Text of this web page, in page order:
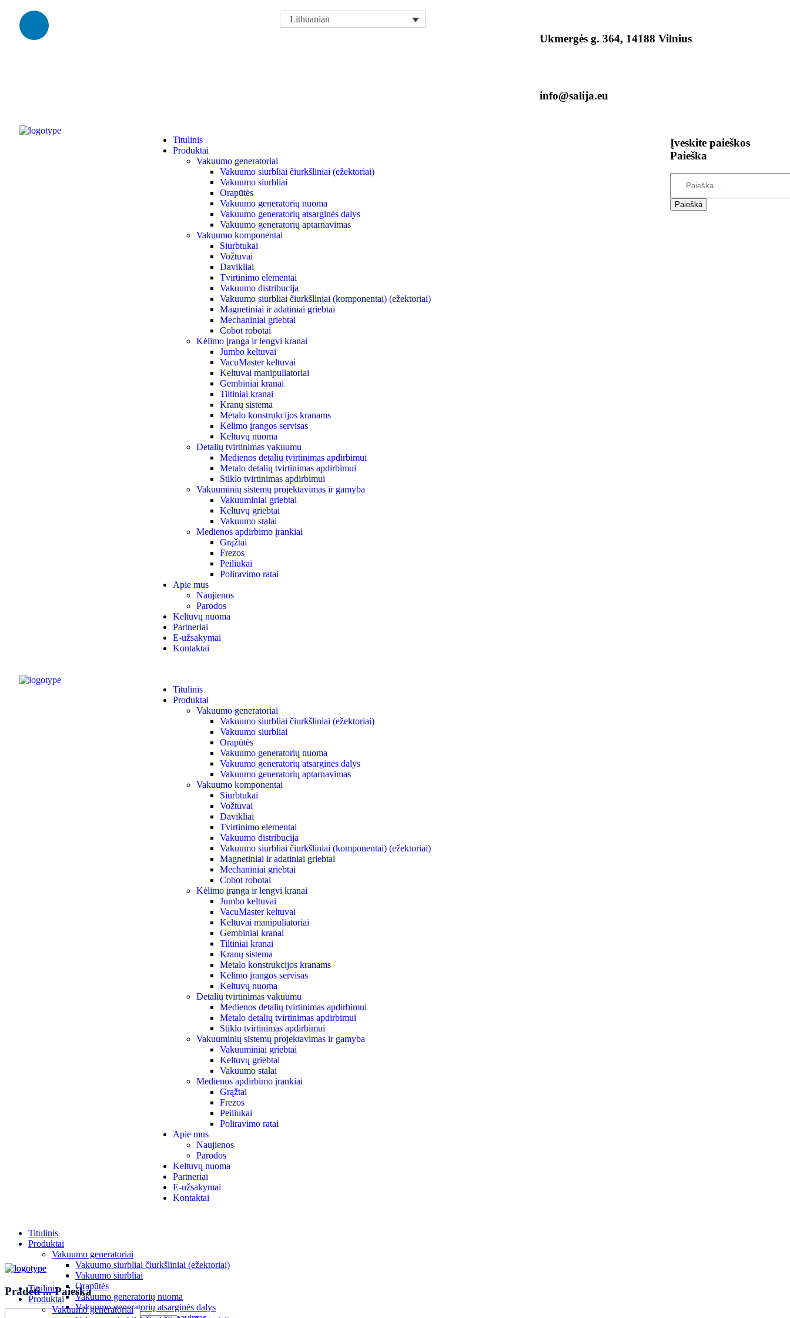
Lithuanian
Ukmergės g. 364, 14188 Vilnius
info@salija.eu
Titulinis
Produktai
Vakuumo generatoriai
Vakuumo siurbliai čiurkšliniai (ežektoriai)
Vakuumo siurbliai
Orapūtės
Vakuumo generatorių nuoma
Vakuumo generatorių atsarginės dalys
Vakuumo generatorių aptarnavimas
Vakuumo komponentai
Siurbtukai
Vožtuvai
Davikliai
Tvirtinimo elementai
Vakuumo distribucija
Vakuumo siurbliai čiurkšliniai (komponentai) (ežektoriai)
Magnetiniai ir adatiniai griebtai
Mechaniniai griebtai
Cobot robotai
Kėlimo įranga ir lengvi kranai
Jumbo keltuvai
VacuMaster keltuvai
Keltuvai manipuliatoriai
Gembiniai kranai
Tiltiniai kranai
Kranų sistema
Metalo konstrukcijos kranams
Kėlimo įrangos servisas
Keltuvų nuoma
Detalių tvirtinimas vakuumu
Medienos detalių tvirtinimas apdirbimui
Metalo detalių tvirtinimas apdirbimui
Stiklo tvirtinimas apdirbimui
Vakuuminių sistemų projektavimas ir gamyba
Vakuuminiai griebtai
Keltuvų griebtai
Vakuumo stalai
Medienos apdirbimo įrankiai
Grąžtai
Frezos
Peiliukai
Poliravimo ratai
Apie mus
Naujienos
Parodos
Keltuvų nuoma
Partneriai
E-užsakymai
Kontaktai
Įveskite paieškos
Paieška
Titulinis
Produktai
Vakuumo generatoriai
Vakuumo siurbliai čiurkšliniai (ežektoriai)
Vakuumo siurbliai
Orapūtės
Vakuumo generatorių nuoma
Vakuumo generatorių atsarginės dalys
Vakuumo generatorių aptarnavimas
Vakuumo komponentai
Siurbtukai
Vožtuvai
Davikliai
Tvirtinimo elementai
Vakuumo distribucija
Vakuumo siurbliai čiurkšliniai (komponentai) (ežektoriai)
Magnetiniai ir adatiniai griebtai
Mechaniniai griebtai
Cobot robotai
Kėlimo įranga ir lengvi kranai
Jumbo keltuvai
VacuMaster keltuvai
Keltuvai manipuliatoriai
Gembiniai kranai
Tiltiniai kranai
Kranų sistema
Metalo konstrukcijos kranams
Kėlimo įrangos servisas
Keltuvų nuoma
Detalių tvirtinimas vakuumu
Medienos detalių tvirtinimas apdirbimui
Metalo detalių tvirtinimas apdirbimui
Stiklo tvirtinimas apdirbimui
Vakuuminių sistemų projektavimas ir gamyba
Vakuuminiai griebtai
Keltuvų griebtai
Vakuumo stalai
Medienos apdirbimo įrankiai
Grąžtai
Frezos
Peiliukai
Poliravimo ratai
Apie mus
Naujienos
Parodos
Keltuvų nuoma
Partneriai
E-užsakymai
Kontaktai
Titulinis
Produktai
Vakuumo generatoriai
Vakuumo siurbliai čiurkšliniai (ežektoriai)
Vakuumo siurbliai
Orapūtės
Vakuumo generatorių nuoma
Vakuumo generatorių atsarginės dalys
Pradėti...Paieška
Titulinis
Produktai
Vakuumo generatoriai